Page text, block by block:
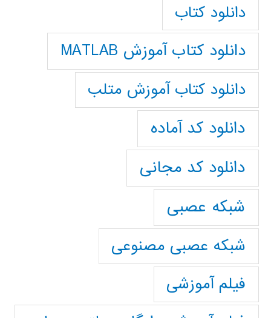
دانلود کتاب
دانلود کتاب آموزش MATLAB
دانلود کتاب آموزش متلب
دانلود کد آماده
دانلود کد مجانی
شبکه عصبی
شبکه عصبی مصنوعی
فیلم آموزشی